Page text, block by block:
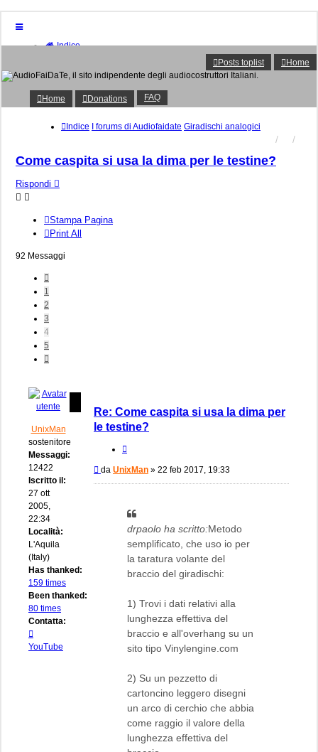
Indice
FAQ
Posts toplist
Home
Login
Posts toplist Home
Home Donations FAQ
Indice I forums di Audiofaidate Giradischi analogici
Come caspita si usa la dima per le testine?
Rispondi
Stampa Pagina
Print All
92 Messaggi
1
2
3
4
5
UnixMan
sostenitore
Messaggi:
12422
Iscritto il:
27 ott
2005,
22:34
Località:
L'Aquila
(Italy)
Has thanked:
159 times
Been thanked:
80 times
Contatta:
UnixMan
YouTube
Re: Come caspita si usa la dima per
le testine?
Messaggio
da UnixMan » 22 feb 2017, 19:33
drpaolo ha scritto:Metodo
semplificato, che uso io per
la taratura volante del
braccio del giradischi:
1) Trovi i dati relativi alla
lunghezza effettiva del
braccio e all'overhang su un
sito tipo Vinylengine.com
2) Su un pezzetto di
cartoncino leggero disegni
un arco di cerchio che abbia
come raggio il valore della
lunghezza effettiva del